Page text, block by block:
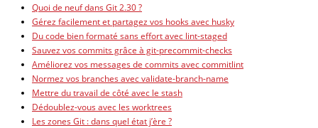
Quoi de neuf dans Git 2.30 ?
Gérez facilement et partagez vos hooks avec husky
Du code bien formaté sans effort avec lint-staged
Sauvez vos commits grâce à git-precommit-checks
Améliorez vos messages de commits avec commitlint
Normez vos branches avec validate-branch-name
Mettre du travail de côté avec le stash
Dédoublez-vous avec les worktrees
Les zones Git : dans quel état j’ère ?